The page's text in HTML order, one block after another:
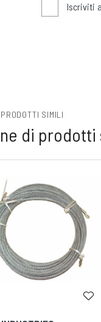
Iscriviti
PRODOTTI SIMILI
di